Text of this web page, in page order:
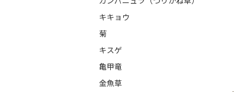
キキョウ
菊
キスゲ
亀甲竜
金魚草